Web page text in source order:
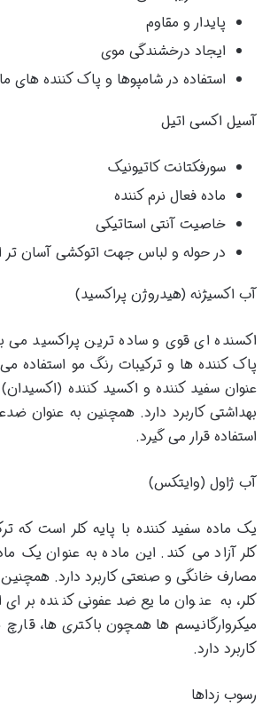
پایدار و مقاوم
ایجاد درخشندگی موی
استفاده در شامپوها و پاک کننده های
آسیل اکسی اتیل
سورفکتانت کاتیونیک
ماده فعال نرم کننده
خاصیت آنتی استاتیکی
در حوله و لباس جهت اتوکشی آسان تر
آب اکسیژنه (هیدروژن پراکسید)
اکسنده ای قوی و ساده ترین پراکسید می
پاک کننده ها و ترکیبات رنگ مو استفاده
عنوان سفید کننده و اکسید کننده
بهداشتی کاربرد دارد. همچنین به عنوان
استفاده قرار می گیرد.
آب ژاول (وایتکس)
یک ماده سفید کننده با پایه کلر است که
کلر آزاد می کند. این ماده به عنوان یک
مصارف خانگی و صنعتی کاربرد دارد.
کلر، به عنوان مایع ضدعفونی کننده
میکروارگانیسم ها همچون باکتری ها،
کاربرد دارد.
رسوب زداها